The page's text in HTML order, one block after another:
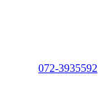
072-3935592